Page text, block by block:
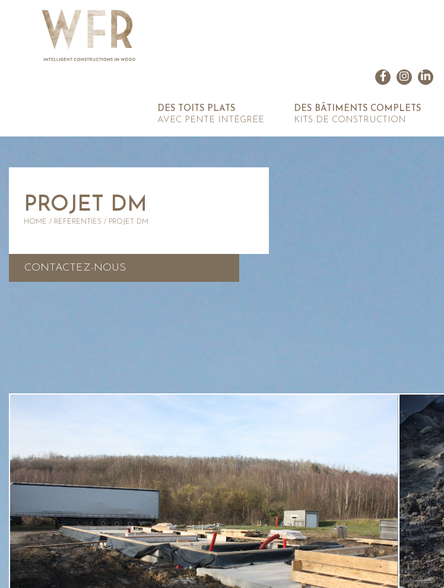
DES TOITS PLATS
AVEC PENTE INTÉGRÉE
DES BÂTIMENTS COMPLETS
KITS DE CONSTRUCTION
PROJET DM
HOME / REFERENTIES / PROJET DM
CONTACTEZ-NOUS